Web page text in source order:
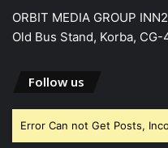
ORBIT MEDIA GROUP
Old Bus Stand, Korba,
Follow us
Error Can not Get Posts,